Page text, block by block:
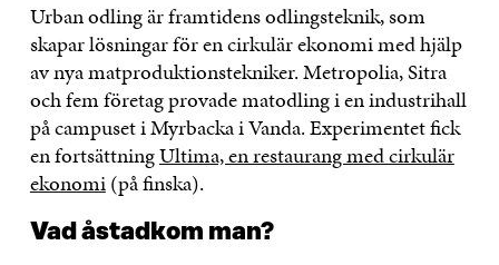
Urban odling är framtidens odlingsteknik, som
skapar lösningar för en cirkulär ekonomi med hjälp
av nya matproduktionstekniker. Metropolia, Sitra
och fem företag provade matodling i en industrihall
på campuset i Myrbacka i Vanda. Experimentet fick
en fortsättningUltima, en restaurang med cirkulär
ekonomi(på finska).
Vad åstadkom man?